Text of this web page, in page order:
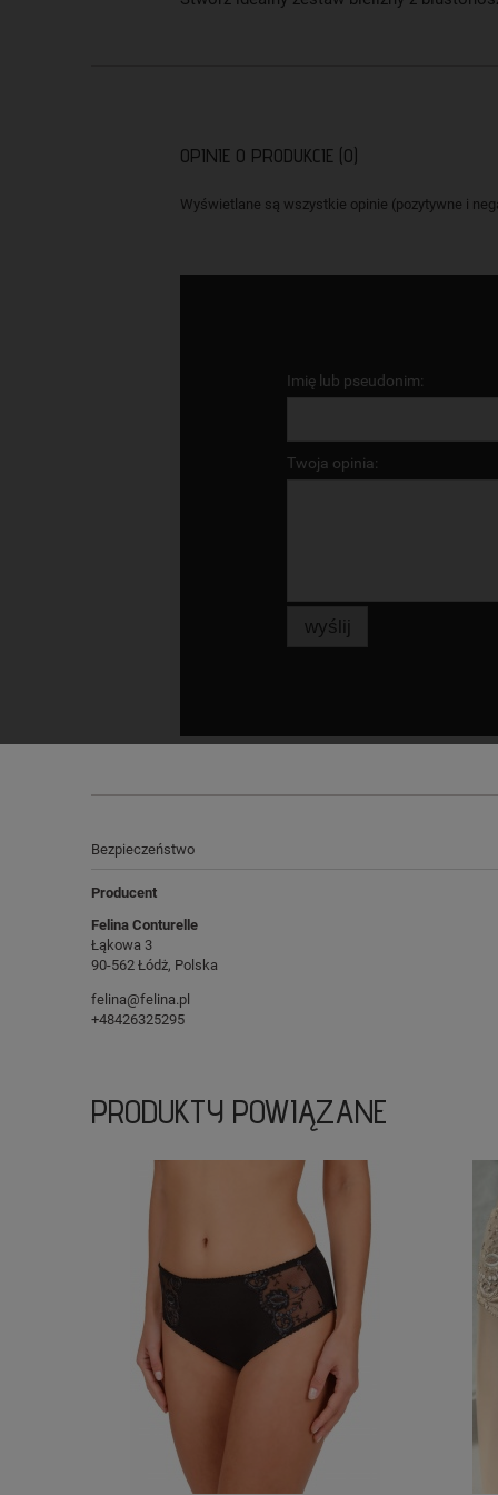
OPINIE O PRODUKCIE (0)
Wyświetlane są wszystkie opinie (pozytywne i
Imię lub pseudonim:
Twoja opinia:
wyślij
Bezpieczeństwo
Producent
Felina Conturelle
Łąkowa 3
90-562 Łódż, Polska
felina@felina.pl
+48426325295
PRODUKTY POWIĄZANE